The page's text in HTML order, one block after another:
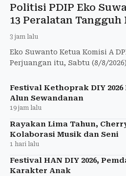
Politisi PDIP Eko
13 Peralatan Tangguh
3 jam lalu
Eko Suwanto Ketua Komisi A
Perjuangan itu, Sabtu (8/8/
Jogja.
Festival Kethoprak DIY
Alun Sewandanan
19 jam lalu
Rayakan Lima Tahun,
Kolaborasi Musik dan Seni
1 hari lalu
Festival HAN DIY 2026,
Karakter Anak